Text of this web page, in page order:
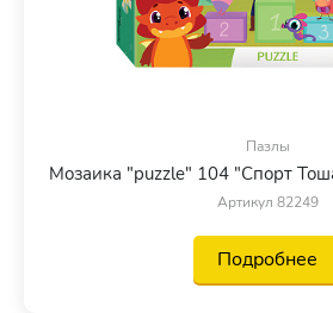
Пазлы
Мозаика "puzzle" 104 "Спорт
Артикул 82249
Подробнее